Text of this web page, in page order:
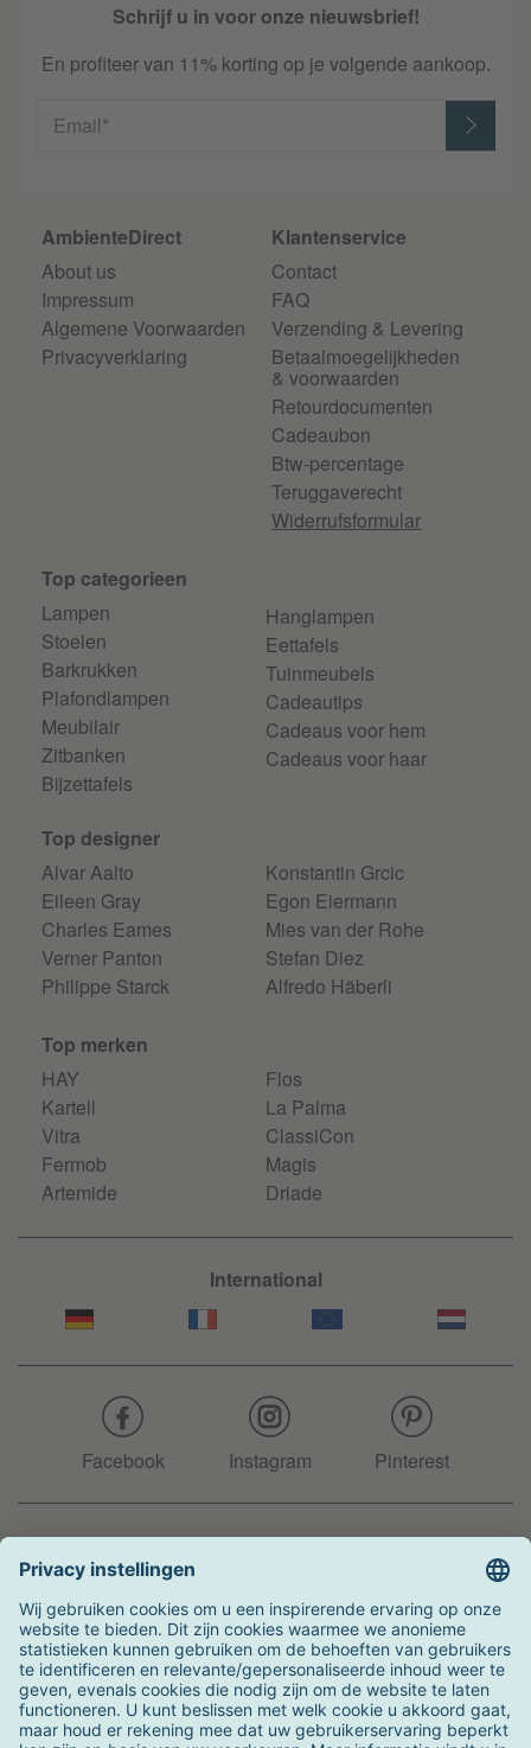
Schrijf u in voor onze nieuwsbrief!
En profiteer van 11% korting op je volgende aankoop.
Email*
AmbienteDirect
About us
Impressum
Algemene Voorwaarden
Privacyverklaring
Klantenservice
Contact
FAQ
Verzending & Levering
Betaalmoegelijkheden
& voorwaarden
Retourdocumenten
Cadeaubon
Btw-percentage
Teruggaverecht
Widerrufsformular
Top categorieen
Lampen
Stoelen
Barkrukken
Plafondlampen
Meubilair
Zitbanken
Bijzettafels
Hanglampen
Eettafels
Tuinmeubels
Cadeautips
Cadeaus voor hem
Cadeaus voor haar
Top designer
Alvar Aalto
Eileen Gray
Charles Eames
Verner Panton
Philippe Starck
Konstantin Grcic
Egon Eiermann
Mies van der Rohe
Stefan Diez
Alfredo Häberli
Top merken
HAY
Kartell
Vitra
Fermob
Artemide
Flos
La Palma
ClassiCon
Magis
Driade
International
Facebook Instagram Pinterest
+31 204 990 283
Zo kunt u betalen